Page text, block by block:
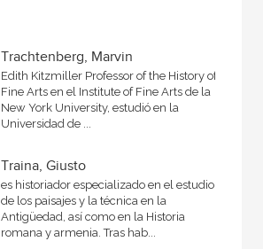
Trachtenberg, Marvin
Edith Kitzmiller Professor of the History of
Fine Arts en el Institute of Fine Arts de la
New York University, estudió en la
Universidad de ...
Traina, Giusto
es historiador especializado en el estudio
de los paisajes y la técnica en la
Antigüedad, así como en la Historia
romana y armenia. Tras hab...